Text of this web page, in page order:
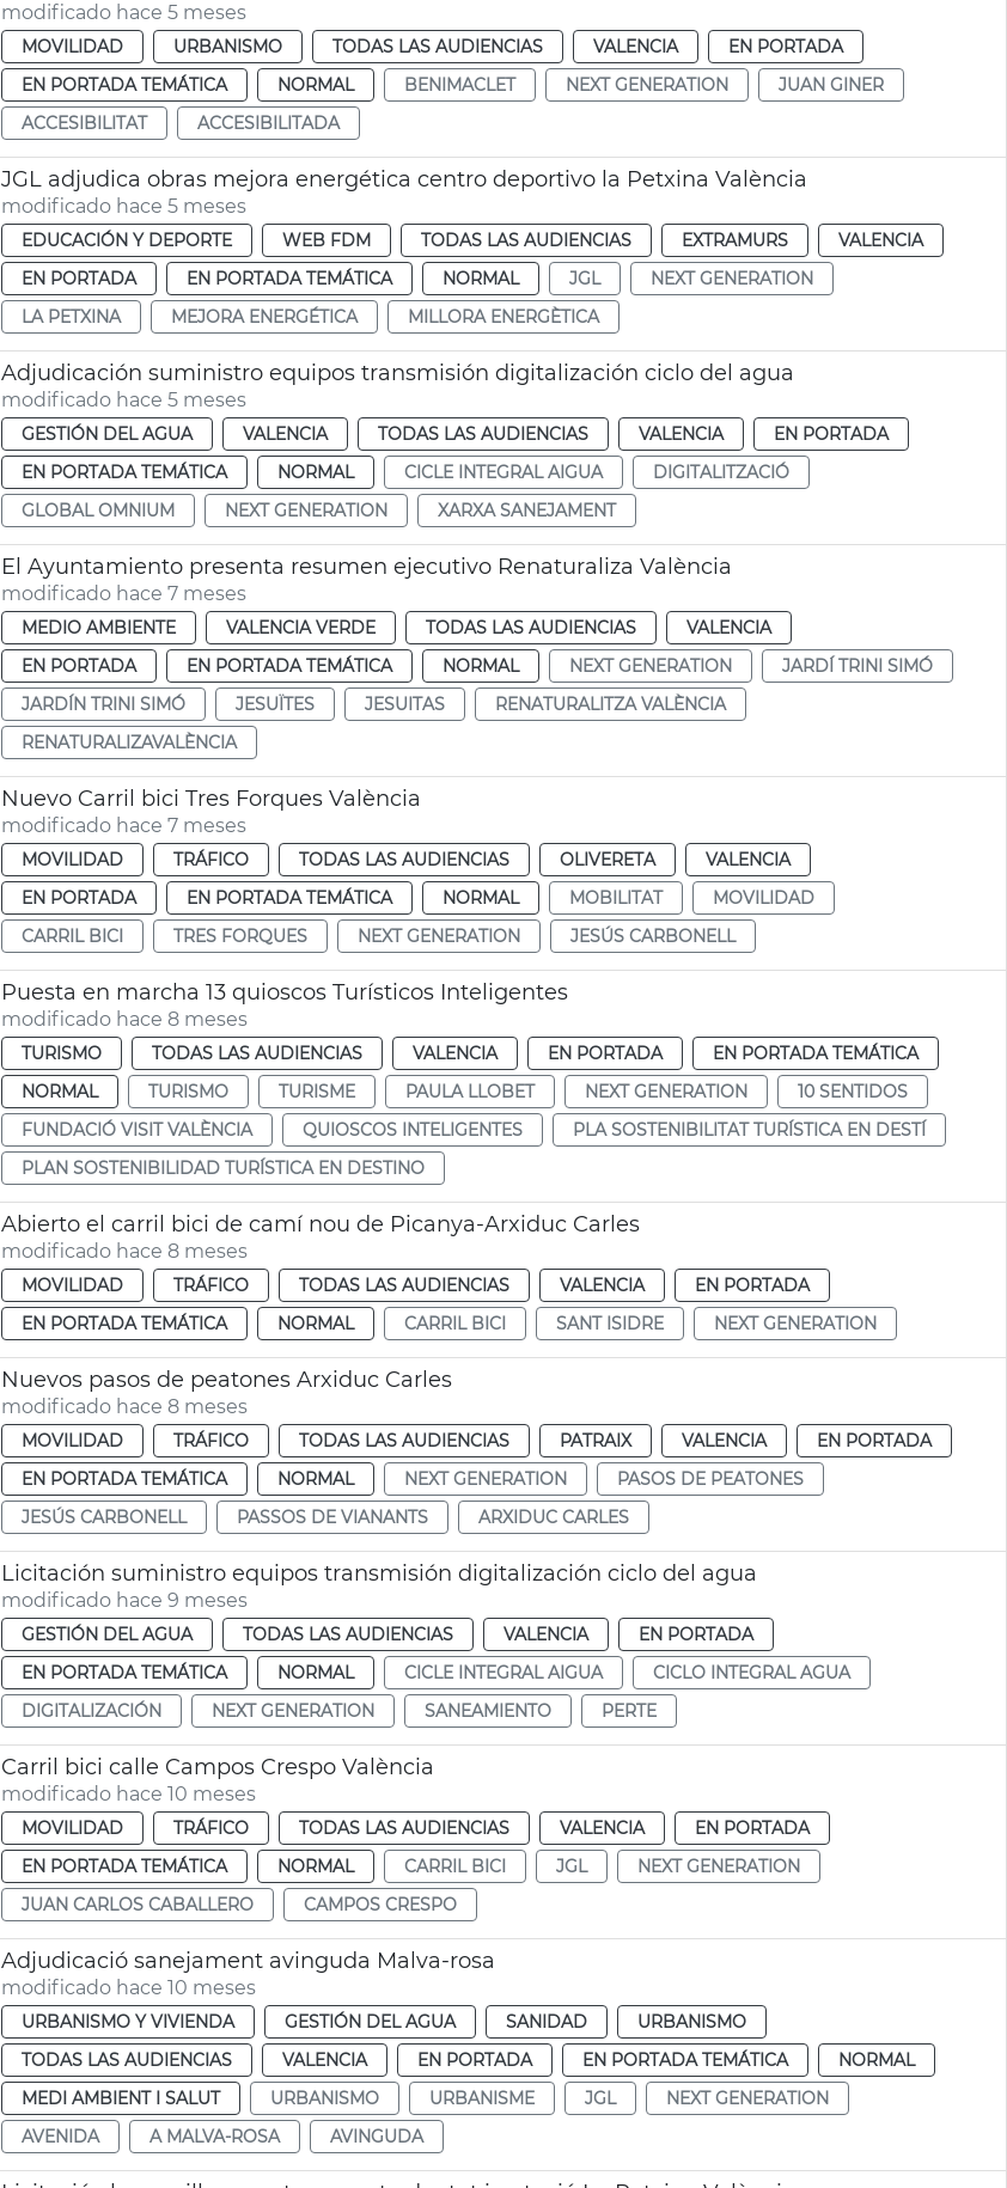
modificado hace 5 meses
MOVILIDAD URBANISMO TODAS LAS AUDIENCIAS VALENCIA
EN PORTADA
EN PORTADA TEMÁTICA
NORMAL BENIMACLET NEXT GENERATION
JUAN GINER
ACCESIBILITAT
ACCESIBILITADA
JGL adjudica obras mejora energética centro deportivo la Petxina València
modificado hace 5 meses
EDUCACIÓN Y DEPORTE WEB FDM TODAS LAS AUDIENCIAS EXTRAMURS
VALENCIA
EN PORTADA
EN PORTADA TEMÁTICA NORMAL JGL
NEXT GENERATION
LA PETXINA
MEJORA ENERGÉTICA MILLORA ENERGÈTICA
Adjudicación suministro equipos transmisión digitalización ciclo del agua
modificado hace 5 meses
GESTIÓN DEL AGUA VALENCIA TODAS LAS AUDIENCIAS VALENCIA
EN PORTADA
EN PORTADA TEMÁTICA
NORMAL CICLE INTEGRAL AIGUA
DIGITALITZACIÓ
GLOBAL OMNIUM
NEXT GENERATION XARXA SANEJAMENT
El Ayuntamiento presenta resumen ejecutivo Renaturaliza València
modificado hace 7 meses
MEDIO AMBIENTE VALENCIA VERDE TODAS LAS AUDIENCIAS
VALENCIA
EN PORTADA
EN PORTADA TEMÁTICA NORMAL NEXT GENERATION
JARDÍ TRINI SIMÓ
JARDÍN TRINI SIMÓ
JESUÏTES JESUITAS
RENATURALITZA VALÈNCIA
RENATURALIZAVALÈNCIA
Nuevo Carril bici Tres Forques València
modificado hace 7 meses
MOVILIDAD TRÁFICO TODAS LAS AUDIENCIAS OLIVERETA
VALENCIA
EN PORTADA
EN PORTADA TEMÁTICA NORMAL MOBILITAT
MOVILIDAD
CARRIL BICI
TRES FORQUES NEXT GENERATION JESÚS CARBONELL
Puesta en marcha 13 quioscos Turísticos Inteligentes
modificado hace 8 meses
TURISMO TODAS LAS AUDIENCIAS VALENCIA EN PORTADA
EN PORTADA TEMÁTICA
NORMAL
TURISMO TURISME PAULA LLOBET NEXT GENERATION
10 SENTIDOS
FUNDACIÓ VISIT VALÈNCIA
QUIOSCOS INTELIGENTES
PLA SOSTENIBILITAT TURÍSTICA EN DESTÍ
PLAN SOSTENIBILIDAD TURÍSTICA EN DESTINO
Abierto el carril bici de camí nou de Picanya-Arxiduc Carles
modificado hace 8 meses
MOVILIDAD TRÁFICO TODAS LAS AUDIENCIAS VALENCIA
EN PORTADA
EN PORTADA TEMÁTICA
NORMAL CARRIL BICI SANT ISIDRE NEXT GENERATION
Nuevos pasos de peatones Arxiduc Carles
modificado hace 8 meses
MOVILIDAD TRÁFICO TODAS LAS AUDIENCIAS PATRAIX VALENCIA
EN PORTADA
EN PORTADA TEMÁTICA
NORMAL NEXT GENERATION
PASOS DE PEATONES
JESÚS CARBONELL
PASSOS DE VIANANTS ARXIDUC CARLES
Licitación suministro equipos transmisión digitalización ciclo del agua
modificado hace 9 meses
GESTIÓN DEL AGUA TODAS LAS AUDIENCIAS VALENCIA
EN PORTADA
EN PORTADA TEMÁTICA
NORMAL CICLE INTEGRAL AIGUA
CICLO INTEGRAL AGUA
DIGITALIZACIÓN
NEXT GENERATION SANEAMIENTO PERTE
Carril bici calle Campos Crespo València
modificado hace 10 meses
MOVILIDAD TRÁFICO TODAS LAS AUDIENCIAS VALENCIA
EN PORTADA
EN PORTADA TEMÁTICA
NORMAL CARRIL BICI JGL
NEXT GENERATION
JUAN CARLOS CABALLERO
CAMPOS CRESPO
Adjudicació sanejament avinguda Malva-rosa
modificado hace 10 meses
URBANISMO Y VIVIENDA GESTIÓN DEL AGUA SANIDAD
URBANISMO
TODAS LAS AUDIENCIAS
VALENCIA EN PORTADA EN PORTADA TEMÁTICA
NORMAL
MEDI AMBIENT I SALUT
URBANISMO URBANISME JGL
NEXT GENERATION
AVENIDA
A MALVA-ROSA AVINGUDA